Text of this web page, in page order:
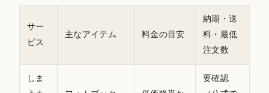
サー
ビス
主なアイテム 料金の目安
納期・送
料・最低
注文数
しま
要確認